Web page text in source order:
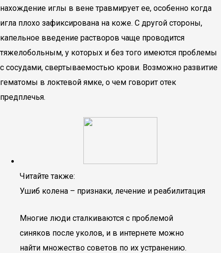
нахождение иглы в вене травмирует ее, особенно когда
игла плохо зафиксирована на коже. С другой стороны,
капельное введение растворов чаще проводится
тяжелобольным, у которых и без того имеются проблемы
с сосудами, свертываемостью крови. Возможно развитие
гематомы в локтевой ямке, о чем говорит отек
предплечья.
Читайте также:
Ушиб колена – признаки, лечение и реабилитация
Многие люди сталкиваются с проблемой
синяков после уколов, и в интернете можно
найти множество советов по их устранению.